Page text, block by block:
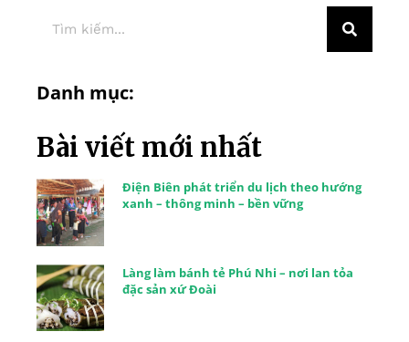
Danh mục:
Bài viết mới nhất
Điện Biên phát triển du lịch theo hướng
xanh – thông minh – bền vững
Làng làm bánh tẻ Phú Nhi – nơi lan tỏa
đặc sản xứ Đoài